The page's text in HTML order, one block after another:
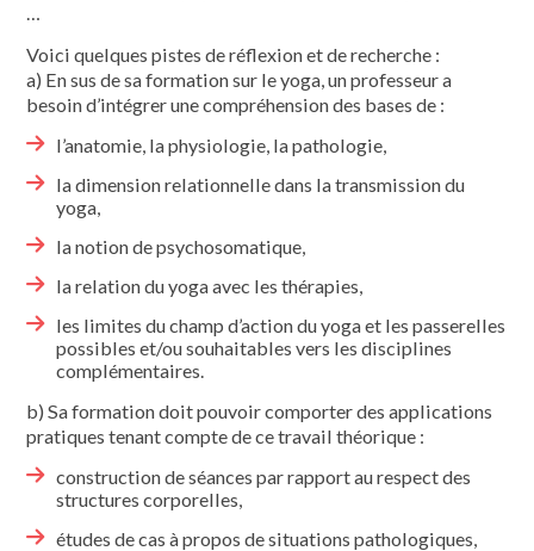
Voici quelques pistes de réflexion et de recherche :
a) En sus de sa formation sur le yoga, un professeur a
besoin d’intégrer une compréhension des bases de :
l’anatomie, la physiologie, la patho­logie,
la dimension relationnelle dans la transmission du
yoga,
la notion de psychosomatique,
la relation du yoga avec les thérapies,
les limites du champ d’action du yoga et les passerelles
possibles et/ou souhaitables vers les disciplines
complé­mentaires.
b) Sa formation doit pouvoir compor­ter des applications
pratiques tenant compte de ce travail théorique :
construction de séances par rapport au respect des
structures corporelles,
études de cas à propos de situations pathologiques,